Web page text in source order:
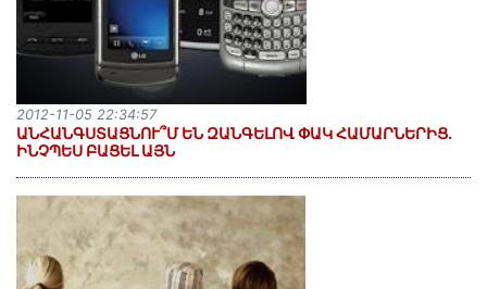
ԱՆՀԱՆԳՍՏԱՑՆՈՒ՞Մ ԵՆ ԶԱՆԳԵԼՈՎ ՓԱԿ ՀԱՄԱՐՆԵՐԻՑ.
ԻՆՉՊԵՍ ԲԱՑԵԼ ԱՅՆ
2012-11-05 22:34:57